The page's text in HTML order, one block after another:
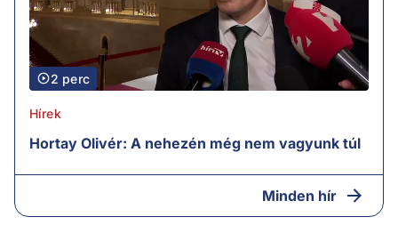
2 perc
Hírek
Hortay Olivér: A nehezén még nem vagyunk túl
Minden hír